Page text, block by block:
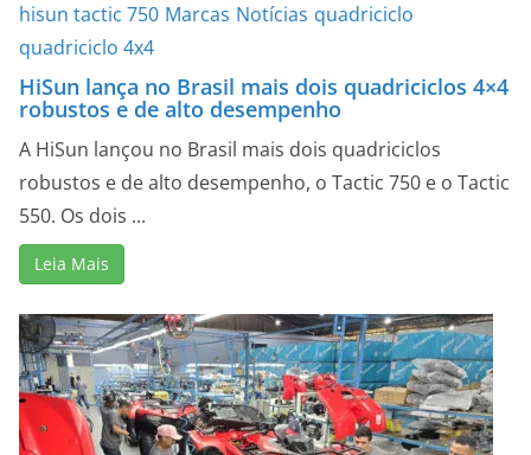
hisun tactic 750 Marcas Notícias quadriciclo
quadriciclo 4x4
HiSun lança no Brasil mais dois quadriciclos 4×4
robustos e de alto desempenho
A HiSun lançou no Brasil mais dois quadriciclos
robustos e de alto desempenho, o Tactic 750 e o Tactic
550. Os dois ...
Leia Mais